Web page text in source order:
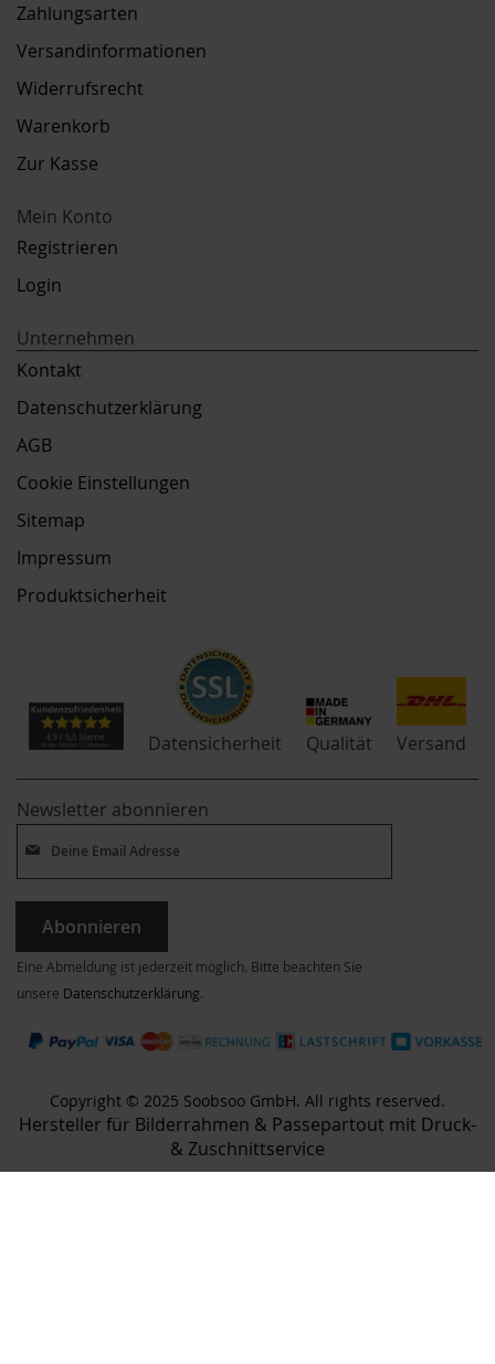
Zahlungsarten
Versandinformationen
Widerrufsrecht
Warenkorb
Zur Kasse
Mein Konto
Registrieren
Login
Unternehmen
Kontakt
Datenschutzerklärung
AGB
Cookie Einstellungen
Sitemap
Impressum
Produktsicherheit
Datensicherheit Qualität Versand
Newsletter abonnieren
Abonnieren
Eine Abmeldung ist jederzeit möglich. Bitte beachten Sie
unsere Datenschutzerklärung.
Copyright © 2025 Soobsoo GmbH. All rights reserved.
Hersteller für Bilderrahmen & Passepartout mit Druck-
& Zuschnittservice